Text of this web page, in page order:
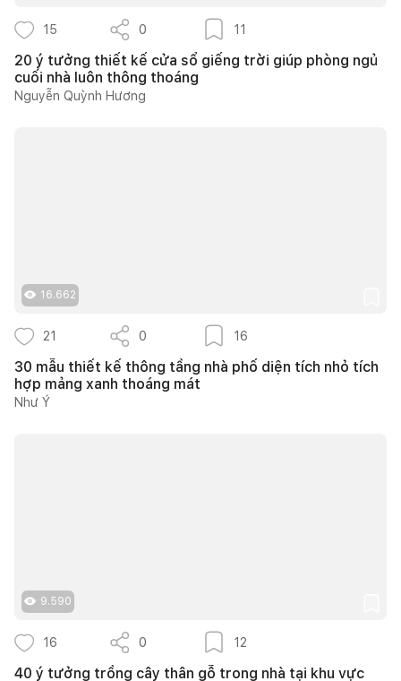
15 0 11
20 ý tưởng thiết kế cửa sổ giếng trời giúp phòng ngủ
cuối nhà luôn thông thoáng
Nguyễn Quỳnh Hương
16.662
21 0 16
30 mẫu thiết kế thông tầng nhà phố diện tích nhỏ tích
hợp mảng xanh thoáng mát
Như Ý
9.590
16 0 12
40 ý tưởng trồng cây thân gỗ trong nhà tại khu vực